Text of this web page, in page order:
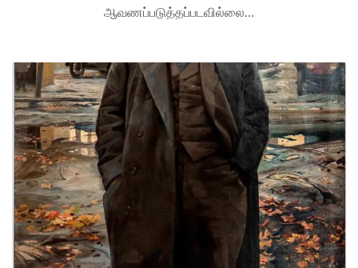
ஆவணப்படுத்தப்படவில்லை…